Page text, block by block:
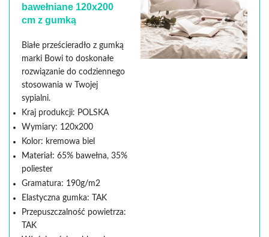
bawełniane 120x200
cm z gumką
Białe prześcieradło z gumką
marki Bowi to doskonałe
rozwiązanie do codziennego
stosowania w Twojej
sypialni.
Kraj produkcji: POLSKA
Wymiary: 120x200
Kolor: kremowa biel
Materiał: 65% bawełna, 35%
poliester
Gramatura: 190g/m2
Elastyczna gumka: TAK
Przepuszczalność powietrza:
TAK